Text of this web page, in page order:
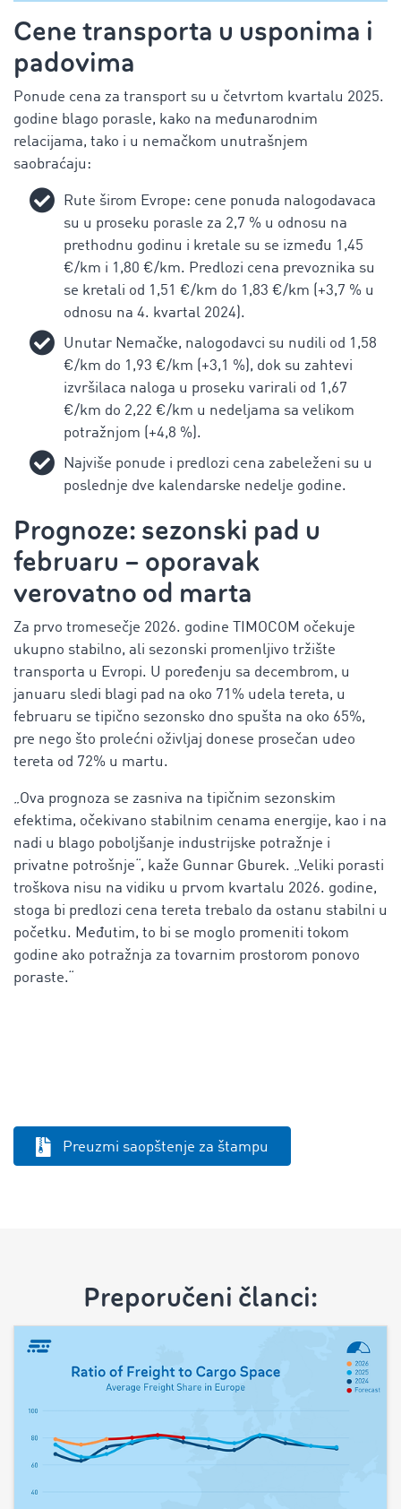
Cene transporta u usponima i
padovima
Ponude cena za transport su u četvrtom kvartalu 2025.
godine blago porasle, kako na međunarodnim
relacijama, tako i u nemačkom unutrašnjem
saobraćaju:
Rute širom Evrope: cene ponuda nalogodavaca
su u proseku porasle za 2,7 % u odnosu na
prethodnu godinu i kretale su se između 1,45
€/km i 1,80 €/km. Predlozi cena prevoznika su
se kretali od 1,51 €/km do 1,83 €/km (+3,7 % u
odnosu na 4. kvartal 2024).
Unutar Nemačke, nalogodavci su nudili od 1,58
€/km do 1,93 €/km (+3,1 %), dok su zahtevi
izvršilaca naloga u proseku varirali od 1,67
€/km do 2,22 €/km u nedeljama sa velikom
potražnjom (+4,8 %).
Najviše ponude i predlozi cena zabeleženi su u
poslednje dve kalendarske nedelje godine.
Prognoze: sezonski pad u
februaru – oporavak
verovatno od marta
Za prvo tromesečje 2026. godine TIMOCOM očekuje
ukupno stabilno, ali sezonski promenljivo tržište
transporta u Evropi. U poređenju sa decembrom, u
januaru sledi blagi pad na oko 71% udela tereta, u
februaru se tipično sezonsko dno spušta na oko 65%,
pre nego što prolećni oživljaj donese prosečan udeo
tereta od 72% u martu.
„Ova prognoza se zasniva na tipičnim sezonskim
efektima, očekivano stabilnim cenama energije, kao i na
nadi u blago poboljšanje industrijske potražnje i
privatne potrošnje“, kaže Gunnar Gburek. „Veliki porasti
troškova nisu na vidiku u prvom kvartalu 2026. godine,
stoga bi predlozi cena tereta trebalo da ostanu stabilni u
početku. Međutim, to bi se moglo promeniti tokom
godine ako potražnja za tovarnim prostorom ponovo
poraste.“
Preuzmi saopštenje za štampu
Preporučeni članci: